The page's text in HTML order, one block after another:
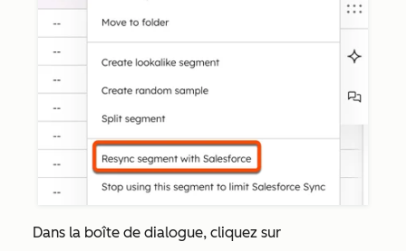
Dans la boîte de dialogue, cliquez sur